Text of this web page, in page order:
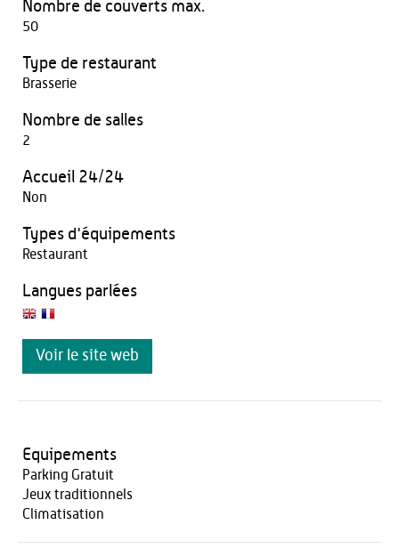
Nombre de couverts max.
50
Type de restaurant
Brasserie
Nombre de salles
2
Accueil 24/24
Non
Types d'équipements
Restaurant
Langues parlées
Voir le site web
Equipements
Parking Gratuit
Jeux traditionnels
Climatisation